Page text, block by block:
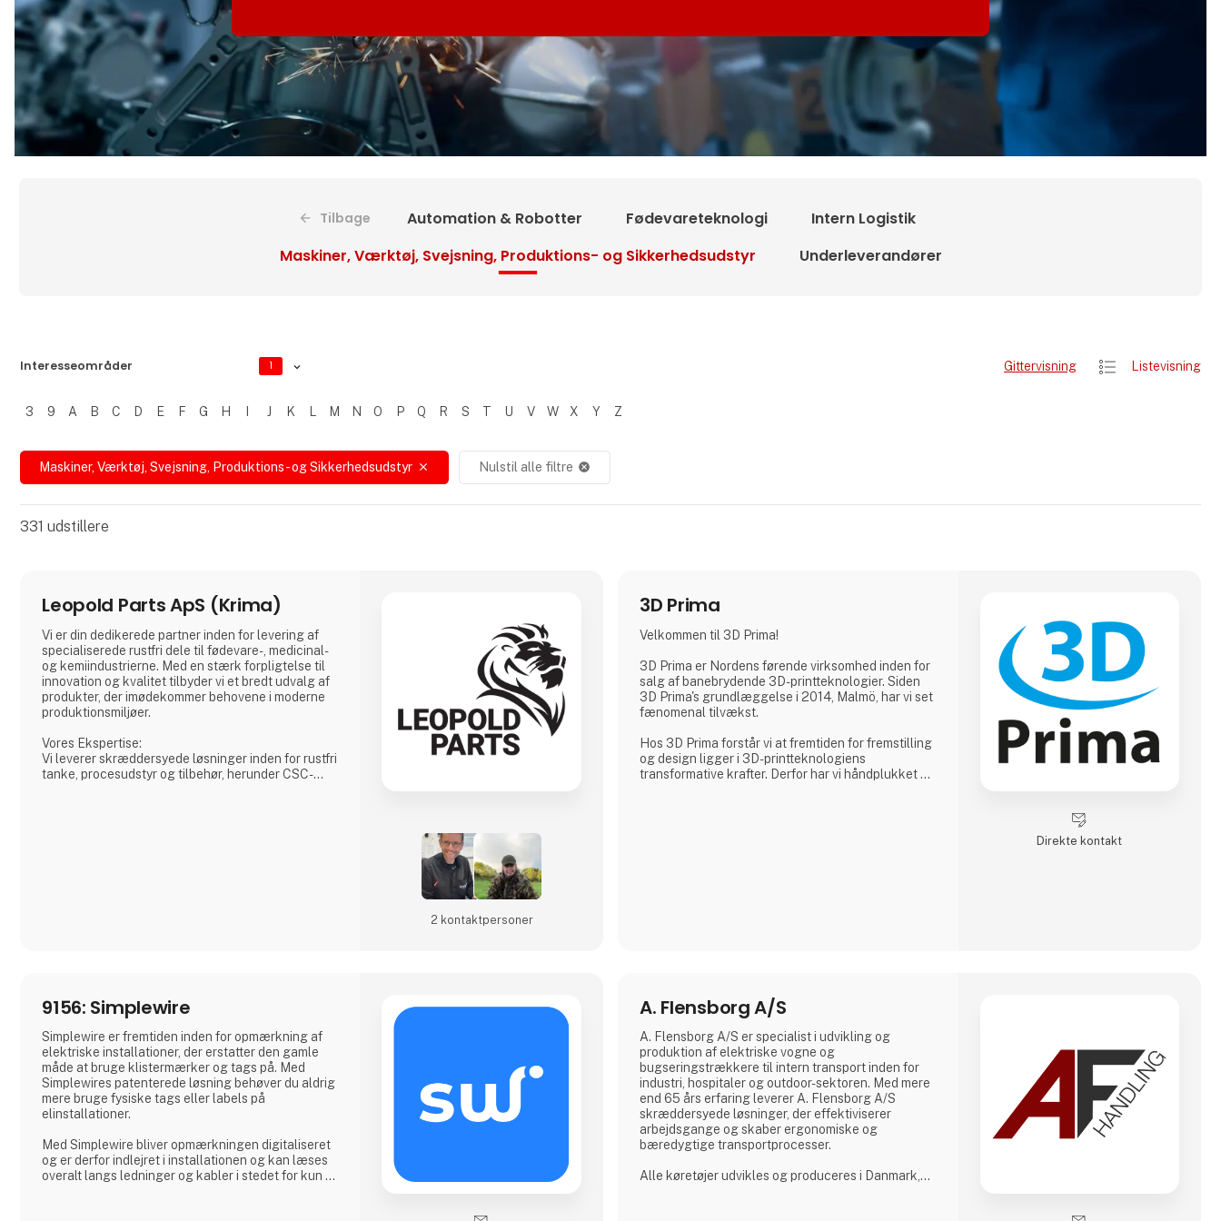
Tilbage Automation & Robotter Fødevareteknologi
Intern Logistik
Maskiner, Værktøj, Svejsning, Produktions- og Sikkerhedsudstyr
Underleverandører
Interesseområder 1
Filtrer resultater
3 9 A B C D E F G H I J K L M N O P Q R S T U V W X Y Z
Maskiner, Værktøj, Svejsning, Produktions- og Sikkerhedsudstyr close Nulstil alle filtre cancel
Gittervisning Listevisning
331 udstillere
Leopold Parts ApS (Krima)
Vi er din dedikerede partner inden for levering af
specialiserede rustfri dele til fødevare-, medicinal-
og kemiindustrierne. Med en stærk forpligtelse til
innovation og kvalitet tilbyder vi et bredt udvalg af
produkter, der imødekommer behovene i moderne
produktionsmiljøer.
Vores Ekspertise:
Vi leverer skræddersyede løsninger inden for rustfri
tanke, procesudstyr og tilbehør, herunder CSC-
2 kontakt­personer
3D Prima
Velkommen til 3D Prima!
3D Prima er Nordens førende virksomhed inden for
salg af banebrydende 3D-printteknologier. Siden
3D Prima's grundlæggelse i 2014, Malmö, har vi set
fænomenal tilvækst.
Hos 3D Prima forstår vi at fremtiden for fremstilling
og design ligger i 3D-printteknologiens
transformative krafter. Derfor har vi håndplukket et
Direkte kontakt
9156: Simplewire
Simplewire er fremtiden inden for opmærkning af
elektriske installationer, der erstatter den gamle
måde at bruge klistermærker og tags på. Med
Simplewires patenterede løsning behøver du aldrig
mere bruge fysiske tags eller labels på
elinstallationer.
Med Simplewire bliver opmærkningen digitaliseret
og er derfor indlejret i installationen og kan læses
overalt langs ledninger og kabler i stedet for kun at
A. Flensborg A/S
A. Flensborg A/S er specialist i udvikling og
produktion af elektriske vogne og
bugseringstrækkere til intern transport inden for
industri, hospitaler og outdoor-sektoren. Med mere
end 65 års erfaring leverer A. Flensborg A/S
skræddersyede løsninger, der effektiviserer
arbejdsgange og skaber ergonomiske og
bæredygtige transportprocesser.
Alle køretøjer udvikles og produceres i Danmark,